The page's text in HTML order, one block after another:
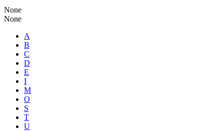
None
None
A
B
C
D
E
I
M
O
S
T
U